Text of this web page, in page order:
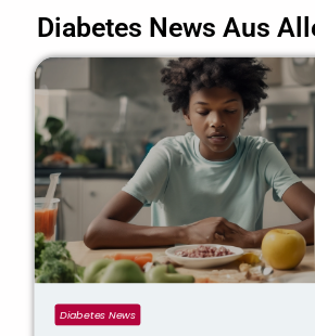
Diabetes News Aus
Diabetes News